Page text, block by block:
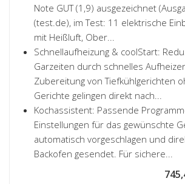
Note GUT (1,9) ausgezeichnet
(test.de), im Test: 11 elektrische
mit Heißluft, Ober...
Schnellaufheizung & coolStart:
Garzeiten durch schnelles
Zubereitung von Tiefkühlgerichten
Gerichte gelingen direkt nach...
Kochassistent: Passende
Einstellungen für das gewünschte
automatisch vorgeschlagen und
Backofen gesendet. Für sichere...